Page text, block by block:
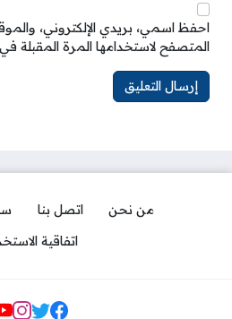
احفظ اسمي، بريدي الإلكتروني،
المتصفح لاستخدامها المرة المقبلة
من نحن اتصل بنا
اتفاقية